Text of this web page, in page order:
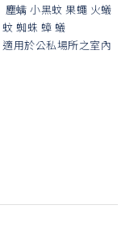
塵螨 小黑蚊 果蠅 火蟻
蚊 蜘蛛 蟑 蟻
適用於公私場所之室內